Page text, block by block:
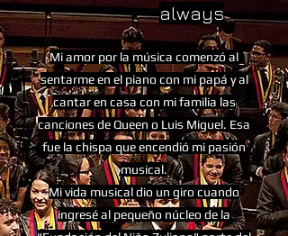
always
Mi amor por la música comenzó al
sentarme en el piano con mi papá y al
cantar en casa con mi familia las
canciones de Queen o Luis Miguel. Esa
fue la chispa que encendió mi pasión
musical.
Mi vida musical dio un giro cuando
ingresé al pequeño núcleo de la